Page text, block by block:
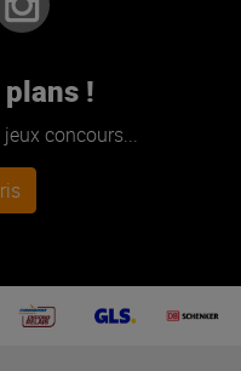
!
concours...